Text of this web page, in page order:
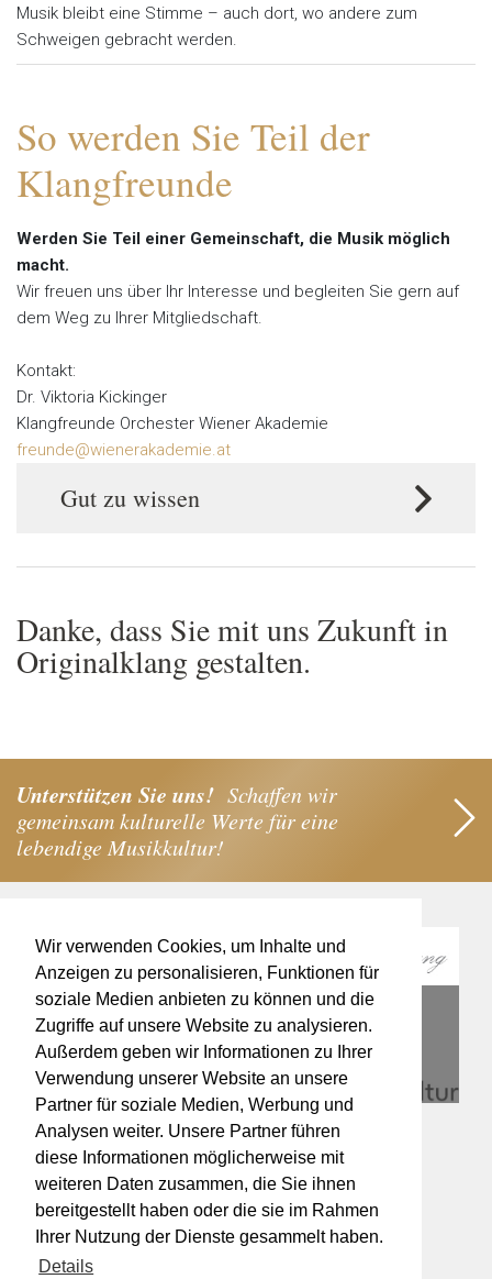
Wir verwenden Cookies, um Inhalte und
Anzeigen zu personalisieren, Funktionen für
soziale Medien anbieten zu können und die
Zugriffe auf unsere Website zu analysieren.
Außerdem geben wir Informationen zu Ihrer
Verwendung unserer Website an unsere
Partner für soziale Medien, Werbung und
Analysen weiter. Unsere Partner führen
diese Informationen möglicherweise mit
weiteren Daten zusammen, die Sie ihnen
bereitgestellt haben oder die sie im Rahmen
Ihrer Nutzung der Dienste gesammelt haben.
Details
Musik bleibt eine Stimme – auch dort, wo andere zum
Schweigen gebracht werden.
So werden Sie Teil der
Klangfreunde
Werden Sie Teil einer Gemeinschaft, die Musik möglich
macht.
Wir freuen uns über Ihr Interesse und begleiten Sie gern auf
dem Weg zu Ihrer Mitgliedschaft.
Kontakt:
Dr. Viktoria Kickinger
Klangfreunde Orchester Wiener Akademie
freunde@wienerakademie.at
Gut zu wissen
Danke, dass Sie mit uns Zukunft in
Originalklang gestalten.
Unterstützen Sie uns! Schaffen wir
gemeinsam kulturelle Werte für eine
lebendige Musikkultur!